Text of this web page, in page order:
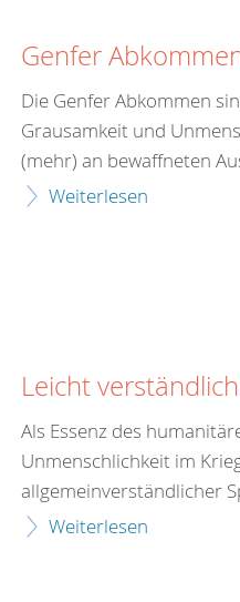
DRK-
Sie
365 000
für Sie
Genfer
Die Genfer Abkommen
Grausamkeit und
(mehr) an bewaffneten
Weiterlesen
Leicht verständlich
Als Essenz des
Unmenschlichkeit im
allgemeinverständlicher
Weiterlesen